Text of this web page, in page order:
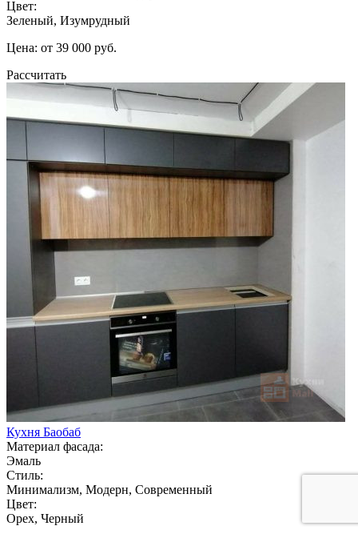
Цвет:
Зеленый, Изумрудный
Цена: от 39 000 руб.
Рассчитать
Кухня Баобаб
Материал фасада:
Эмаль
Стиль:
Минимализм, Модерн, Современный
Цвет:
Орех, Черный